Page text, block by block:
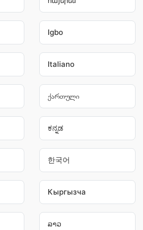
Igbo
Italiano
ქართული
ಕನ್ನಡ
한국어
Кыргызча
ລາວ